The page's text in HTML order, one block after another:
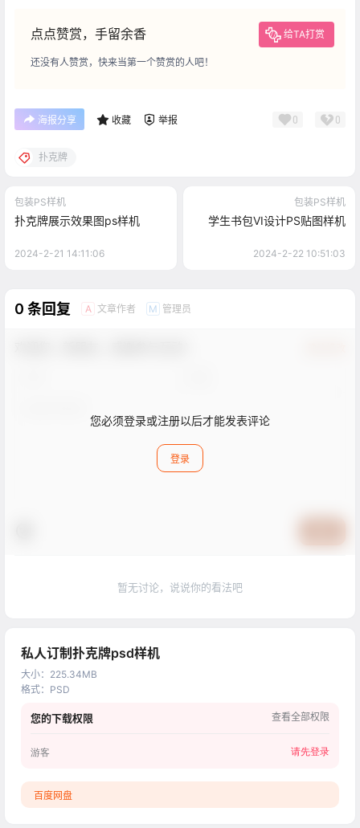
点点赞赏，手留余香 给TA打赏
还没有人赞赏，快来当第一个赞赏的人吧！
海报分享 收藏 举报 0 0
扑克牌
包装PS样机
扑克牌展示效果图ps样机
2024-2-21 14:11:06
包装PS样机
学生书包VI设计PS贴图样机
2024-2-22 10:51:03
0 条回复 A 文章作者 M 管理员
您必须登录或注册以后才能发表评论
登录
暂无讨论，说说你的看法吧
私人订制扑克牌psd样机
大小： 225.34MB
格式： PSD
您的下载权限 查看全部权限
游客 请先登录
百度网盘